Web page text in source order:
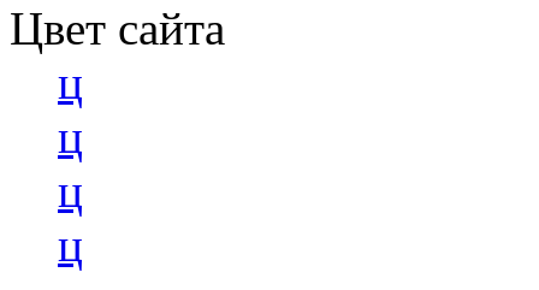
Цвет сайта
ц
ц
ц
ц